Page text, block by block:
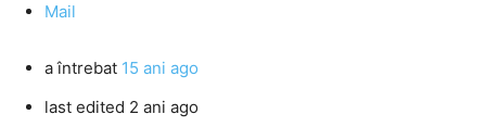
Mail
a întrebat 15 ani ago
last edited 2 ani ago